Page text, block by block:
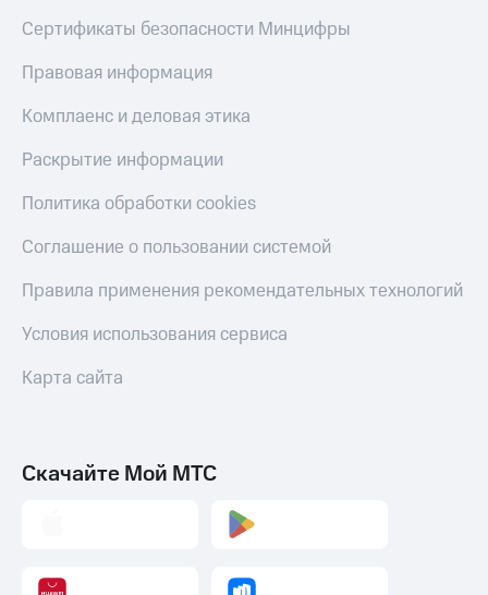
Сертификаты безопасности Минцифры
Правовая информация
Комплаенс и деловая этика
Раскрытие информации
Политика обработки cookies
Соглашение о пользовании системой
Правила применения рекомендательных технологий
Условия использования сервиса
Карта сайта
Скачайте Мой МТС